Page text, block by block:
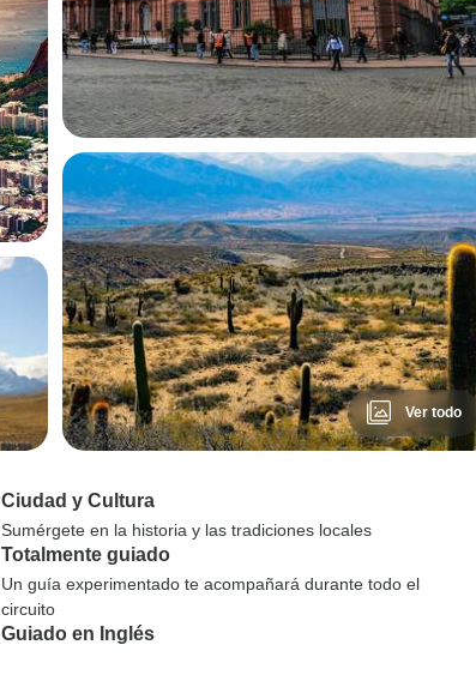
Ver todo
Ciudad y Cultura
Sumérgete en la historia y las tradiciones locales
Totalmente guiado
Un guía experimentado te acompañará durante todo el
circuito
Guiado en Inglés